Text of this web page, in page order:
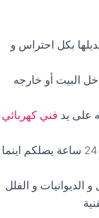
بكل احتراس و
البيت أو خارجه
على يد فني كهربائي
صيانة و اصلاح كهرباء المنازل بمنتهى الاحتراف من خلال عامل كهربائي 24 ساعة يصلكم اينما
الديوانيات و الفلل.